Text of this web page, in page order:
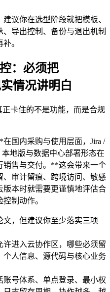
议你在选型阶段就把模板、
导出控制、备份与退出机制
。
：必须把
情况讲明白
卡住的不是功能，而是合规
国内采购与使用层面，Jira /
地版与数据中心部署形态在
销售与交付。**这会带来一个
审计留痕、跨境访问、敏感
本时就需要更谨慎地评估合
制动作。
，但建议你至少落实三项
进入云协作区，哪些必须留
人信息、源代码与核心业务
号体系、单点登录、最小权